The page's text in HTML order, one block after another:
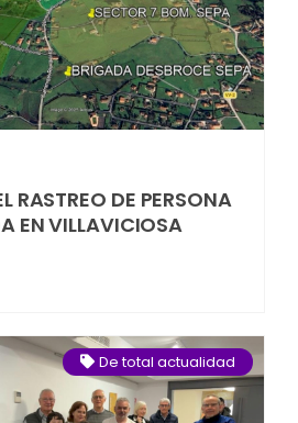
RASTREO DE PERSONA
EN VILLAVICIOSA
De total actualidad